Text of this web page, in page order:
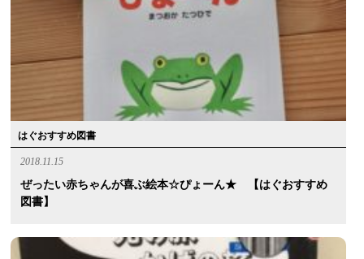
はぐおすすめ図書
2018.11.15
ぜったい赤ちゃんが喜ぶ絵本☆ぴょーん★ 【はぐおすすめ
図書】